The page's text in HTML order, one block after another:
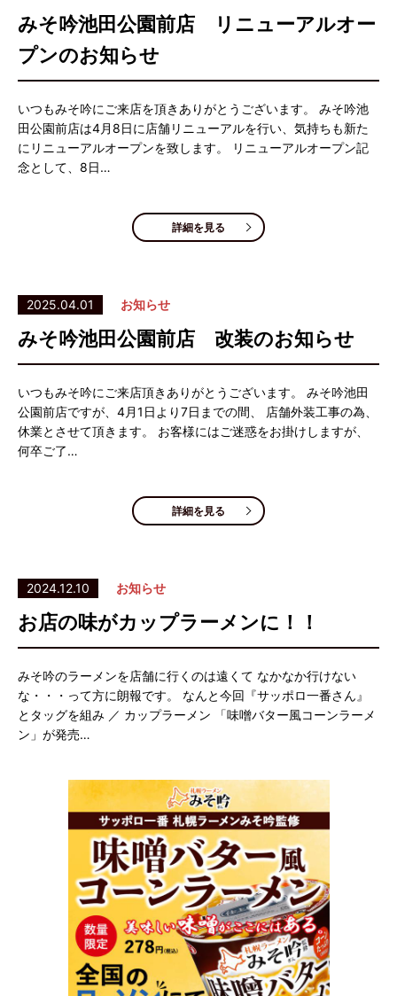
みそ吟池田公園前店 リニューアルオー
プンのお知らせ
いつもみそ吟にご来店を頂きありがとうございます。 みそ吟池
田公園前店は4月8日に店舗リニューアルを行い、気持ちも新た
にリニューアルオープンを致します。 リニューアルオープン記
念として、8日…
詳細を見る
2025.04.01 お知らせ
みそ吟池田公園前店 改装のお知らせ
いつもみそ吟にご来店頂きありがとうございます。 みそ吟池田
公園前店ですが、4月1日より7日までの間、 店舗外装工事の為、
休業とさせて頂きます。 お客様にはご迷惑をお掛けしますが、
何卒ご了…
詳細を見る
2024.12.10 お知らせ
お店の味がカップラーメンに！！
みそ吟のラーメンを店舗に行くのは遠くて なかなか行けない
な・・・って方に朗報です。 なんと今回『サッポロ一番さん』
とタッグを組み ／ カップラーメン 「味噌バター風コーンラーメ
ン」が発売…